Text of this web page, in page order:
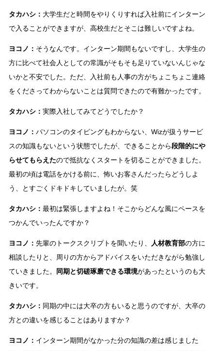
タカハシ： 大学生だと時間をやりくりすれば入社前にインターン
で入ることができますが、高校生だとそこは難しいですよね。
ヨコノ： そうなんです。インターン期間もないですし、大学生の
方に比べて社会人としての常識がそもそも足りていないんじゃな
いかと不安でした。ただ、入社前も人事の方がちょこちょこ連絡
をくださってわからないことは質問できたので有難かったです。
タカハシ： 実際入社してみてどうでしたか？
ヨコノ： パソコンのタイピングもわからない、Wizが扱うサービ
スの知識もないという状態でしたが、できることから段階的にや
らせてもらえたので抵抗なくスタートを切ることができました。
最初の頃は電話をかける前に、怖いお客さんだったらどうしよ
う、とすごくドキドキしていましたが。笑
タカハシ： 最初は緊張しますよね！そこからどんな風にペースを
つかんでいったんですか？
ヨコノ： 先輩のトークスクリプトを聞いたり、 人材教育部の方に
相談したりと、周りの方からアドバイスをいただきながら勉強し
ていきました。
同期と切磋琢磨できる環境があったというのも大
きいです。
タカハシ： 同期の中には大卒の方もいると思うのですが、大卒の
方との違いを感じることはありますか？
ヨコノ： インターン期間がなかった分の知識の差は感じました